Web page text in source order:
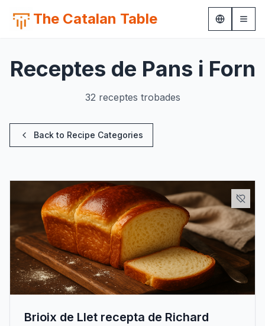
The Catalan Table
Receptes de Pans i Forn
32 receptes trobades
Back to Recipe Categories
Brioix de Llet recepta de Richard